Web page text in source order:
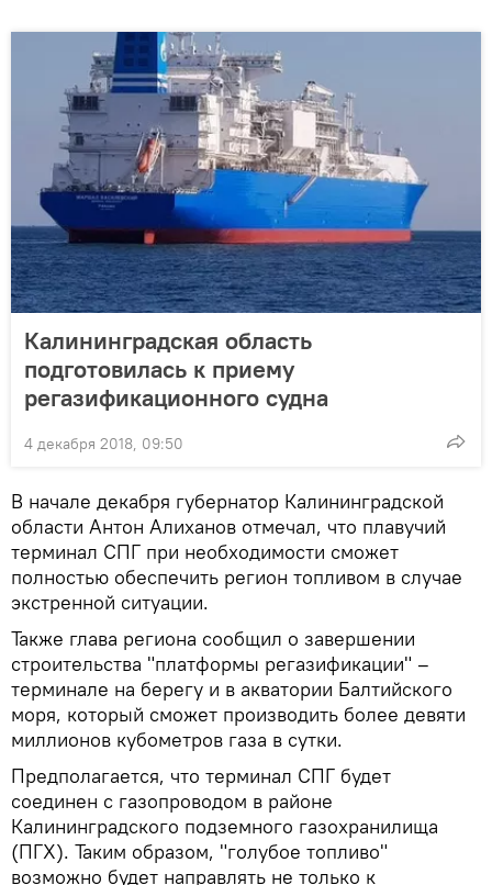
Калининградская область
подготовилась к приему
регазификационного судна
4 декабря 2018, 09:50
В начале декабря губернатор Калининградской
области Антон Алиханов отмечал, что плавучий
терминал СПГ при необходимости сможет
полностью обеспечить регион топливом в случае
экстренной ситуации.
Также глава региона сообщил о завершении
строительства "платформы регазификации" –
терминале на берегу и в акватории Балтийского
моря, который сможет производить более девяти
миллионов кубометров газа в сутки.
Предполагается, что терминал СПГ будет
соединен с газопроводом в районе
Калининградского подземного газохранилища
(ПГХ). Таким образом, "голубое топливо"
возможно будет направлять не только к